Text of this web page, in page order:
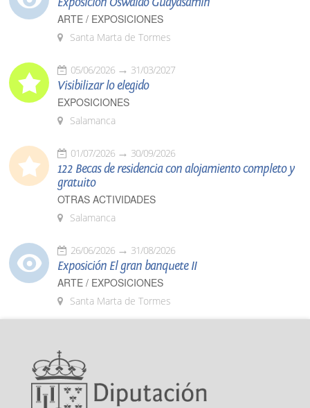
ARTE / EXPOSICIONES
Santa Marta de Tormes
05/06/2026 31/03/2027
Visibilizar lo elegido
EXPOSICIONES
Salamanca
01/07/2026 30/09/2026
122 Becas de residencia con alojamiento completo y
gratuito
OTRAS ACTIVIDADES
Salamanca
26/06/2026 31/08/2026
Exposición El gran banquete II
ARTE / EXPOSICIONES
Santa Marta de Tormes